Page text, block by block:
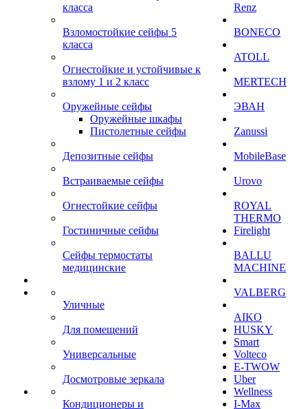
класса
Взломостойкие сейфы 5
класса
Огнестойкие и устойчивые к
взлому 1 и 2 класс
Оружейные сейфы
Оружейные шкафы
Пистолетные сейфы
Депозитные сейфы
Встраиваемые сейфы
Огнестойкие сейфы
Гостиничные сейфы
Сейфы термостаты
медицинские
Уличные
Для помещений
Универсальные
Досмотровые зеркала
Кондиционеры и
Renz
BONECO
ATOLL
MERTECH
ЭВАН
Zanussi
MobileBase
Urovo
ROYAL
THERMO
Firelight
BALLU
MACHINE
VALBERG
AIKO
HUSKY
Smart
Volteco
E-TWOW
Uber
Wellness
I-Max